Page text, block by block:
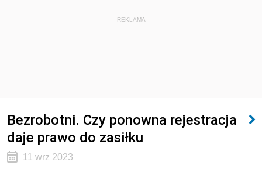
REKLAMA
Bezrobotni. Czy ponowna rejestracja
daje prawo do zasiłku
11 wrz 2023